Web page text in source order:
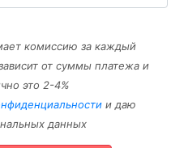
комиссию за каждый
от суммы платежа и
это 2-4%
и даю
данных